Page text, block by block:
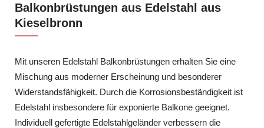
Balkonbrüstungen aus Edelstahl aus
Kieselbronn
Mit unseren Edelstahl Balkonbrüstungen erhalten Sie eine
Mischung aus moderner Erscheinung und besonderer
Widerstandsfähigkeit. Durch die Korrosionsbeständigkeit ist
Edelstahl insbesondere für exponierte Balkone geeignet.
Individuell gefertigte Edelstahlgeländer verbessern die